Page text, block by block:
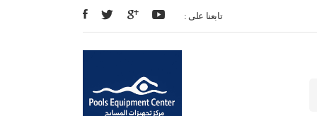
: تابعنا على